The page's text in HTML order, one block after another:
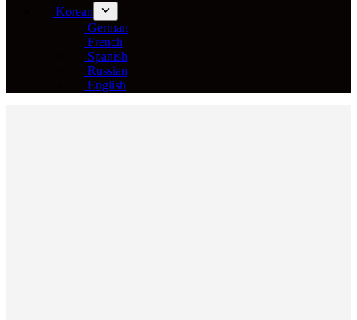
Korean
German
French
Spanish
Russian
English